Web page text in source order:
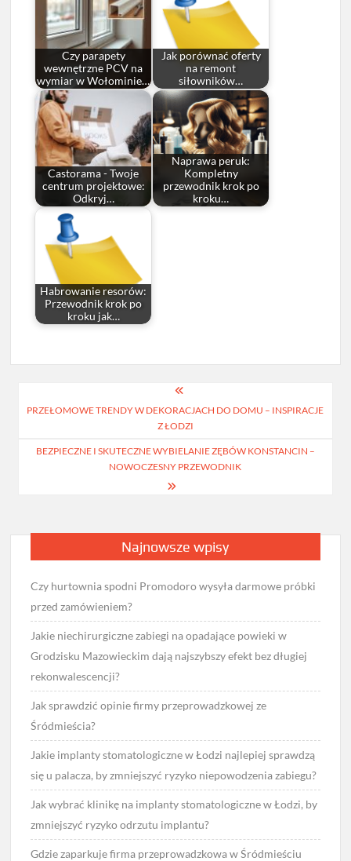
Czy parapety
wewnętrzne PCV na
wymiar w Wołominie…
Jak porównać oferty
na remont
siłowników…
Castorama - Twoje
centrum projektowe:
Odkryj…
Naprawa peruk:
Kompletny
przewodnik krok po
kroku…
Habrowanie resorów:
Przewodnik krok po
kroku jak…
wpisu
PRZEŁOMOWE TRENDY W DEKORACJACH DO DOMU – INSPIRACJE
Z ŁODZI
BEZPIECZNE I SKUTECZNE WYBIELANIE ZĘBÓW KONSTANCIN –
NOWOCZESNY PRZEWODNIK
Najnowsze wpisy
Czy hurtownia spodni Promodoro wysyła darmowe próbki
przed zamówieniem?
Jakie niechirurgiczne zabiegi na opadające powieki w
Grodzisku Mazowieckim dają najszybszy efekt bez długiej
rekonwalescencji?
Jak sprawdzić opinie firmy przeprowadzkowej ze
Śródmieścia?
Jakie implanty stomatologiczne w Łodzi najlepiej sprawdzą
się u palacza, by zmniejszyć ryzyko niepowodzenia zabiegu?
Jak wybrać klinikę na implanty stomatologiczne w Łodzi, by
zmniejszyć ryzyko odrzutu implantu?
Gdzie zaparkuje firma przeprowadzkowa w Śródmieściu